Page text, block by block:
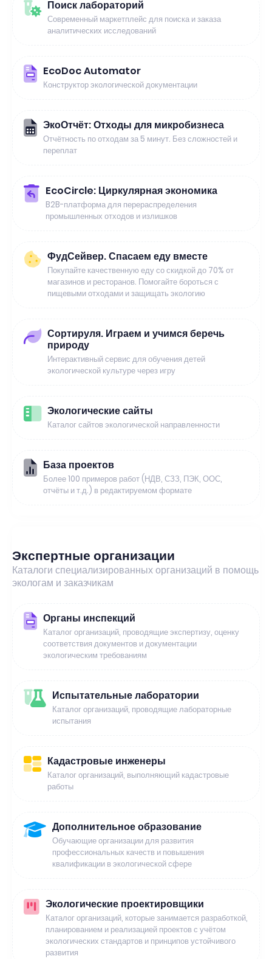
Поиск лабораторий
Современный маркетплейс для поиска и заказа
аналитических исследований
EcoDoc Automator
Конструктор экологической документации
ЭкоОтчёт: Отходы для микробизнеса
Отчётность по отходам за 5 минут. Без сложностей и
переплат
EcoCircle: Циркулярная экономика
B2B-платформа для перераспределения
промышленных отходов и излишков
ФудСейвер. Спасаем еду вместе
Покупайте качественную еду со скидкой до 70% от
магазинов и ресторанов. Помогайте бороться с
пищевыми отходами и защищать экологию
Сортируля. Играем и учимся беречь
природу
Интерактивный сервис для обучения детей
экологической культуре через игру
Экологические сайты
Каталог сайтов экологической направленности
База проектов
Более 100 примеров работ (НДВ, СЗЗ, ПЭК, ООС,
отчёты и т.д.) в редактируемом формате
Экспертные организации
Каталоги специализированных организаций в помощь
экологам и заказчикам
Органы инспекций
Каталог организаций, проводящие экспертизу, оценку
соответствия документов и документации
экологическим требованиям
Испытательные лаборатории
Каталог организаций, проводящие лабораторные
испытания
Кадастровые инженеры
Каталог организаций, выполняющий кадастровые
работы
Дополнительное образование
Обучающие организации для развития
профессиональных качеств и повышения
квалификации в экологической сфере
Экологические проектировщики
Каталог организаций, которые занимается разработкой,
планированием и реализацией проектов с учётом
экологических стандартов и принципов устойчивого
развития